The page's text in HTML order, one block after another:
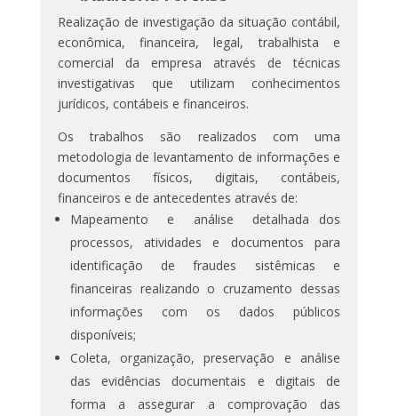
Realização de investigação da situação contábil,
econômica, financeira, legal, trabalhista e
comercial da empresa através de técnicas
investigativas que utilizam conhecimentos
jurídicos, contábeis e financeiros.
Os trabalhos são realizados com uma
metodologia de levantamento de informações e
documentos físicos, digitais, contábeis,
financeiros e de antecedentes através de:
Mapeamento
e análise
detalhada dos
processos, atividades e documentos para
identificação de fraudes sistêmicas e
financeiras realizando o cruzamento dessas
informações com os dados públicos
disponíveis;
Coleta, organização, preservação e análise
das evidências documentais e digitais de
forma a assegurar a comprovação das